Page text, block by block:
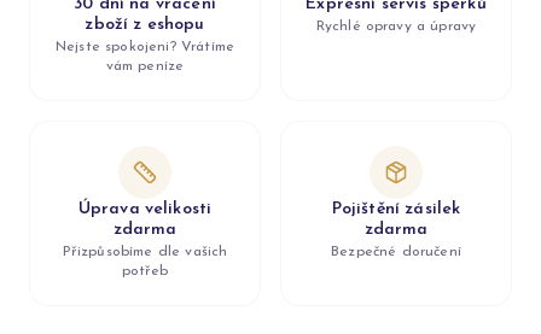
30 dní na vrácení
zboží z eshopu
Nejste spokojeni? Vrátíme
vám peníze
Expresní servis šperků
Rychlé opravy a úpravy
Úprava velikosti
zdarma
Přizpůsobíme dle vašich
potřeb
Pojištění zásilek
zdarma
Bezpečné doručení